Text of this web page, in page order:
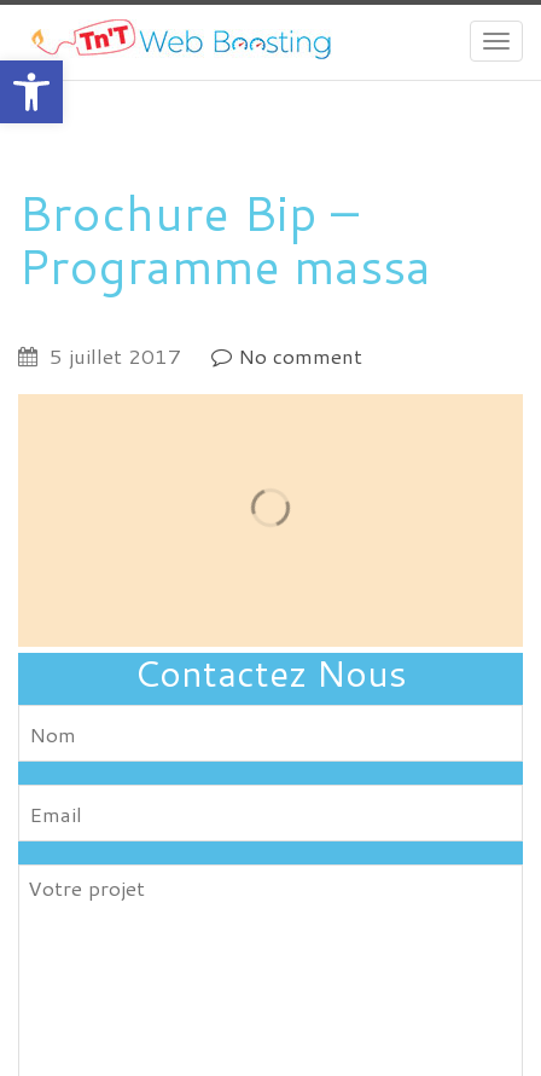
Ouvrir la barre d’outils
Brochure Bip –
Programme massa
5 juillet 2017 No comment
Contactez Nous